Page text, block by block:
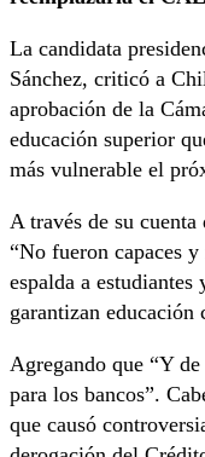
La candidata
Sánchez, criticó a
aprobación de la
educación superior
más vulnerable el
A través de su
“No fueron capaces
espalda a
garantizan educación
Agregando que “Y
para los bancos”.
que causó